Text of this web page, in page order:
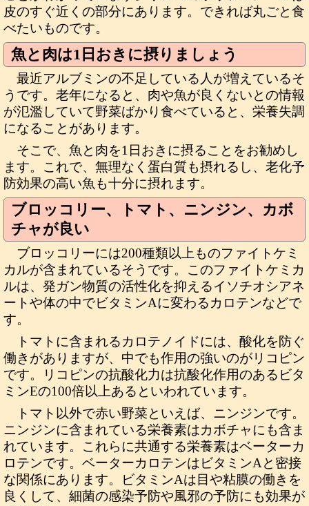
皮のすぐ近くの部分にあります。できれば丸ごと食
べたいものです。
魚と肉は1日おきに摂りましょう
最近アルブミンの不足している人が増えているそ
うです。老年になると、肉や魚が良くないとの情報
が氾濫していて野菜ばかり食べていると、栄養失調
になることがあります。
そこで、魚と肉を1日おきに摂ることをお勧めし
ます。これで、無理なく蛋白質も摂れるし、老化予
防効果の高い魚も十分に摂れます。
ブロッコリー、トマト、ニンジン、カボ
チャが良い
ブロッコリーには200種類以上ものファイトケミ
カルが含まれているそうです。このファイトケミカ
ルは、発ガン物質の活性化を抑えるイソチオシアネ
ートや体の中でビタミンAに変わるカロテンなどで
す。
トマトに含まれるカロテノイドには、酸化を防ぐ
働きがありますが、中でも作用の強いのがリコピン
です。リコピンの抗酸化力は抗酸化作用のあるビタ
ミンEの100倍以上あるといわれています。
トマト以外で赤い野菜といえば、ニンジンです。
ニンジンに含まれている栄養素はカボチャにも含ま
れています。これらに共通する栄養素はベーターカ
ロテンです。ベーターカロテンはビタミンAと密接
な関係にあります。ビタミンAは目や粘膜の働きを
良くして、細菌の感染予防や風邪の予防にも効果が